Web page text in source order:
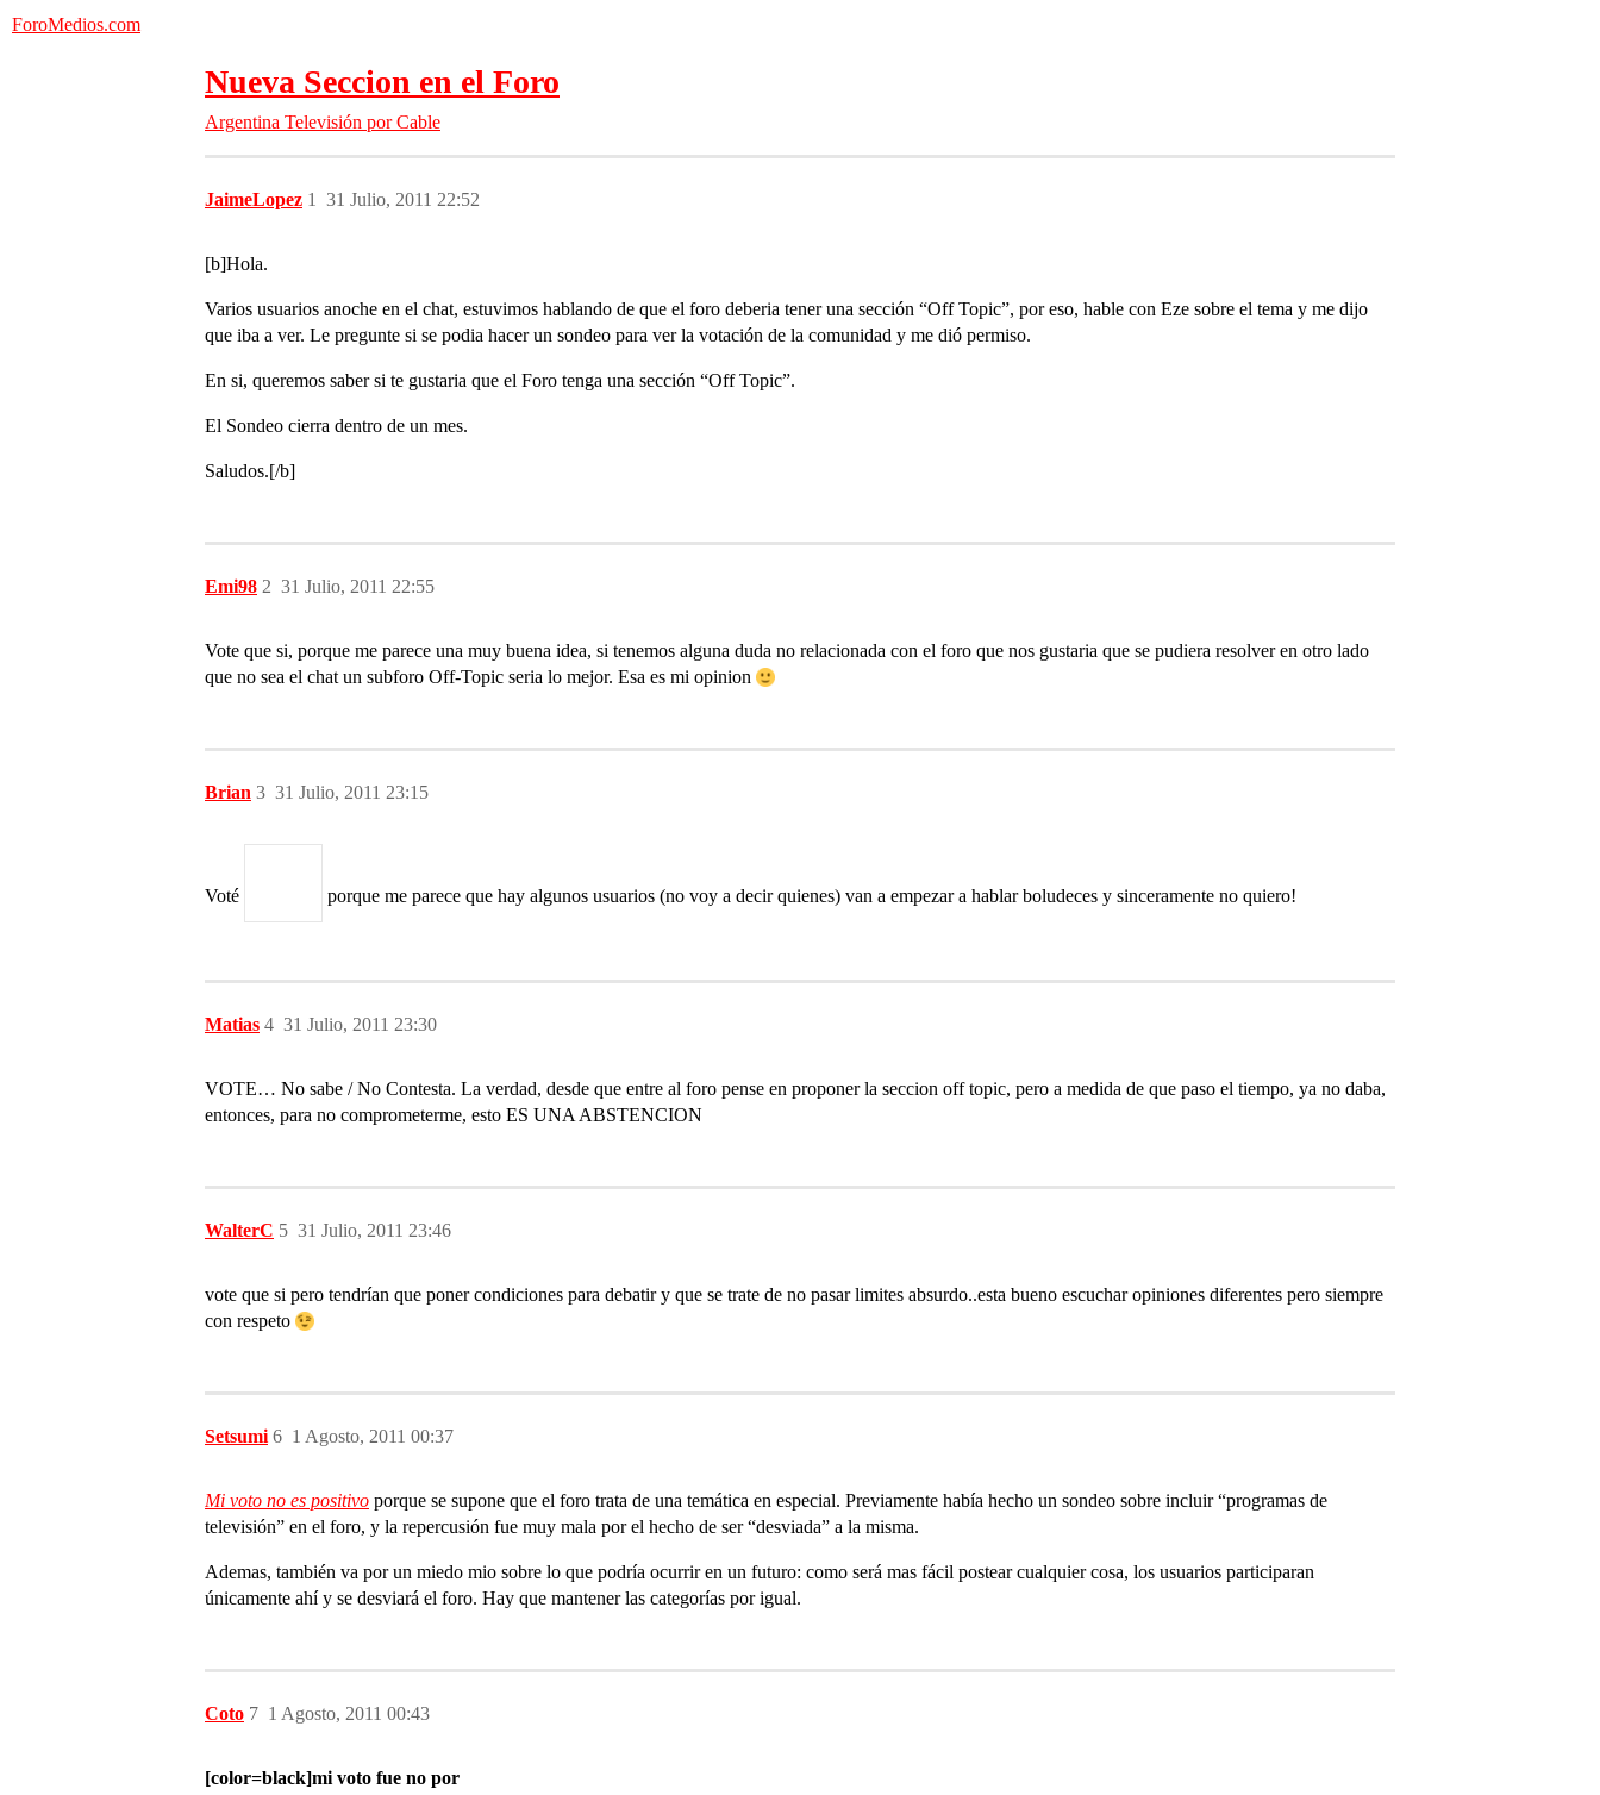
ForoMedios.com
Nueva Seccion en el Foro
Argentina Televisión por Cable
JaimeLopez 31 Julio, 2011 22:52
1
[b]Hola.
Varios usuarios anoche en el chat, estuvimos hablando de que el foro deberia tener una sección “Off Topic”, por eso, hable con Eze sobre el tema y me dijo
que iba a ver. Le pregunte si se podia hacer un sondeo para ver la votación de la comunidad y me dió permiso.
En si, queremos saber si te gustaria que el Foro tenga una sección “Off Topic”.
El Sondeo cierra dentro de un mes.
Saludos.[/b]
Emi98 31 Julio, 2011 22:55
2
Vote que si, porque me parece una muy buena idea, si tenemos alguna duda no relacionada con el foro que nos gustaria que se pudiera resolver en otro lado
que no sea el chat un subforo Off-Topic seria lo mejor. Esa es mi opinion
Brian 31 Julio, 2011 23:15
3
Voté porque me parece que hay algunos usuarios (no voy a decir quienes) van a empezar a hablar boludeces y sinceramente no quiero!
Matias 31 Julio, 2011 23:30
4
VOTE… No sabe / No Contesta. La verdad, desde que entre al foro pense en proponer la seccion off topic, pero a medida de que paso el tiempo, ya no daba,
entonces, para no comprometerme, esto ES UNA ABSTENCION
WalterC 31 Julio, 2011 23:46
5
vote que si pero tendrían que poner condiciones para debatir y que se trate de no pasar limites absurdo..esta bueno escuchar opiniones diferentes pero siempre
con respeto
Setsumi 1 Agosto, 2011 00:37
6
Mi voto no es positivo porque se supone que el foro trata de una temática en especial. Previamente había hecho un sondeo sobre incluir “programas de
televisión” en el foro, y la repercusión fue muy mala por el hecho de ser “desviada” a la misma.
Ademas, también va por un miedo mio sobre lo que podría ocurrir en un futuro: como será mas fácil postear cualquier cosa, los usuarios participaran
únicamente ahí y se desviará el foro. Hay que mantener las categorías por igual.
Coto 1 Agosto, 2011 00:43
7
[color=black]mi voto fue no por